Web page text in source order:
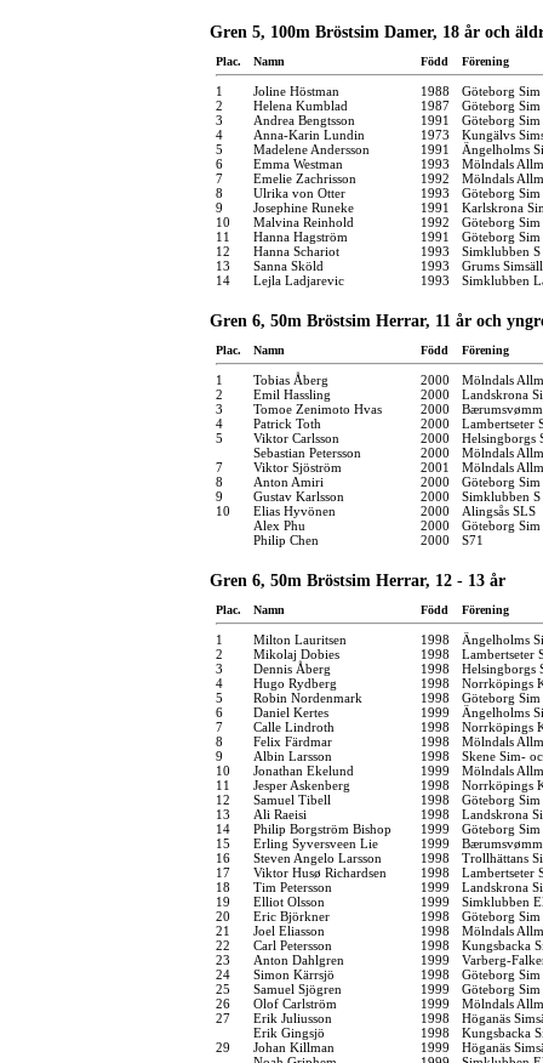
Gren 5, 100m Bröstsim Damer, 18 år och
Plac. Namn Född Förening
1 Joline Höstman 1988
Göteborg Sim
2
Helena Kumblad 1987
Göteborg Sim
3
Andrea Bengtsson 1991
Göteborg Sim
4
Anna-Karin Lundin 1973
Kungälvs
5
Madelene Andersson 1991
Ängelholms
6
Emma Westman 1993
Mölndals
7
Emelie Zachrisson 1992
Mölndals
8
Ulrika von Otter 1993
Göteborg Sim
9
Josephine Runeke 1991
Karlskrona
10
Malvina Reinhold 1992
Göteborg Sim
11
Hanna Hagström 1991
Göteborg Sim
12
Hanna Schariot 1993
Simklubben
13
Sanna Sköld 1993
Grums
14
Lejla Ladjarevic 1993 Simklubben
Gren 6, 50m Bröstsim Herrar, 11 år och
Plac. Namn Född Förening
1 Tobias Åberg 2000
Mölndals
2
Emil Hassling 2000
Landskrona
3
Tomoe Zenimoto Hvas 2000
4
Patrick Toth 2000
Lambertseter
5
Viktor Carlsson 2000
Helsingborgs
Sebastian Petersson
2000
Mölndals
7
Viktor Sjöström 2001
Mölndals
8
Anton Amiri 2000
Göteborg Sim
9
Gustav Karlsson 2000
Simklubben
10
Elias Hyvönen 2000
Alingsås SLS
Alex Phu
2000
Göteborg Sim
Philip Chen
2000 S71
Gren 6, 50m Bröstsim Herrar, 12 - 13 år
Plac. Namn Född Förening
1 Milton Lauritsen 1998
Ängelholms
2
Mikolaj Dobies 1998
Lambertseter
3
Dennis Åberg 1998
Helsingborgs
4
Hugo Rydberg 1998
Norrköpings
5
Robin Nordenmark 1998
Göteborg Sim
6
Daniel Kertes 1999
Ängelholms
7
Calle Lindroth 1998
Norrköpings
8
Felix Färdmar 1998
Mölndals
9
Albin Larsson 1998
Skene Sim-
10
Jonathan Ekelund 1999
Mölndals
11
Jesper Askenberg 1998
Norrköpings
12
Samuel Tibell 1998
Göteborg Sim
13
Ali Raeisi 1998
Landskrona
14
Philip Borgström Bishop 1999
Göteborg Sim
15
Erling Syversveen Lie 1999
16
Steven Angelo Larsson 1998
Trollhättans
17
Viktor Husø Richardsen 1998
Lambertseter
18
Tim Petersson 1999
Landskrona
19
Elliot Olsson 1999
Simklubben
20
Eric Björkner 1998
Göteborg Sim
21
Joel Eliasson 1998
Mölndals
22
Carl Petersson 1998
Kungsbacka
23
Anton Dahlgren 1999
Varberg-
24
Simon Kärrsjö 1998
Göteborg Sim
25
Samuel Sjögren 1999
Göteborg Sim
26
Olof Carlström 1999
Mölndals
27
Erik Juliusson 1998
Höganäs
Erik Gingsjö
1998
Kungsbacka
29
Johan Killman 1999
Höganäs